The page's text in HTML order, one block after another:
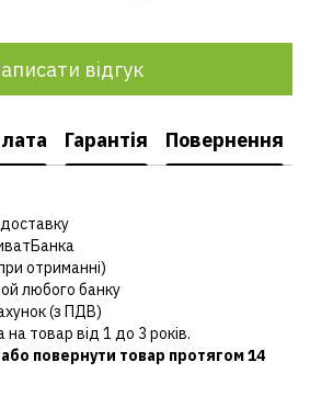
відгук
Гарантія Повернення
отриманні)
любого банку
(з ПДВ)
на товар від 1 до 3 років.
повернути товар протягом 14